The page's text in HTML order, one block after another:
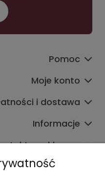
Pomoc
Moje konto
i dostawa
Informacje
ze sklepem